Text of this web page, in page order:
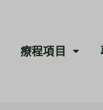
療程項目